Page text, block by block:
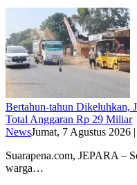
Bertahun-tahun Dikeluhkan,
Total Anggaran Rp 29 Miliar
NewsJumat, 7 Agustus 2026
Suarapena.com, JEPARA –
warga…